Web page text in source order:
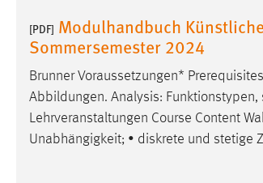
[PDF] Modulhandbuch
Sommersemester 2024
Brunner Voraussetzungen*
Abbildungen. Analysis:
Lehrveranstaltungen Course Content
Unabhängigkeit; • diskrete und stetige